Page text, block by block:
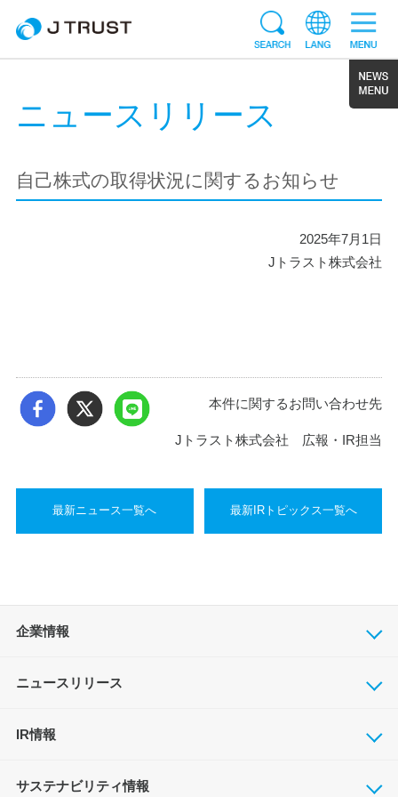
ニュースリリース
自己株式の取得状況に関するお知らせ
2025年7月1日
Jトラスト株式会社
本件に関するお問い合わせ先
Jトラスト株式会社 広報・IR担当
最新ニュース一覧へ 最新IRトピックス一覧へ
企業情報
ニュースリリース
IR情報
サステナビリティ情報